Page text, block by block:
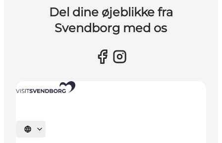
Del dine øjeblikke fra
Svendborg med os
Vælg sprog